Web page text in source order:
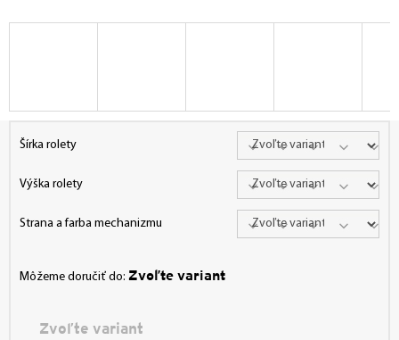
Šírka rolety
Výška rolety
Strana a farba mechanizmu
Môžeme doručiť do: Zvoľte variant
Zvoľte variant